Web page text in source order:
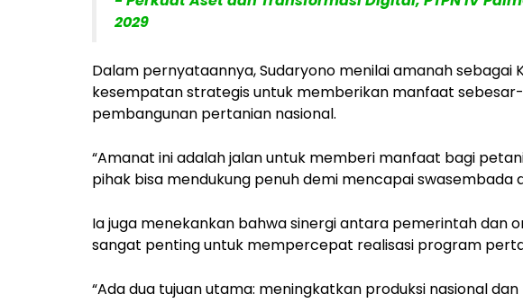
2029
Dalam pernyataannya, Sudaryono menilai amanah sebagai
kesempatan strategis untuk memberikan manfaat
pembangunan pertanian nasional.
“Amanat ini adalah jalan untuk memberi manfaat bagi
pihak bisa mendukung penuh demi mencapai swasembada
Ia juga menekankan bahwa sinergi antara pemerintah dan
sangat penting untuk mempercepat realisasi program
“Ada dua tujuan utama: meningkatkan produksi nasional